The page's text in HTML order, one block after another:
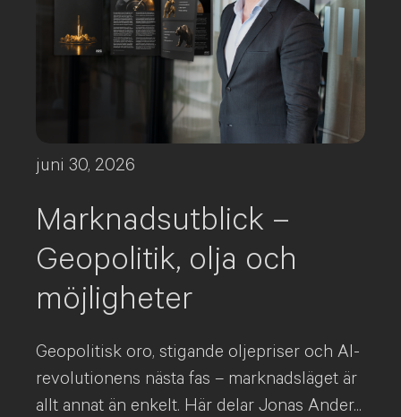
juni 30, 2026
Marknadsutblick –
Geopolitik, olja och
möjligheter
Geopolitisk oro, stigande oljepriser och AI-
revolutionens nästa fas – marknadsläget är
allt annat än enkelt. Här delar Jonas Ander...